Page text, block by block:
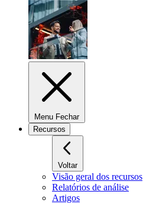
Menu Fechar
Recursos
Voltar
Visão geral dos recursos
Relatórios de análise
Artigos